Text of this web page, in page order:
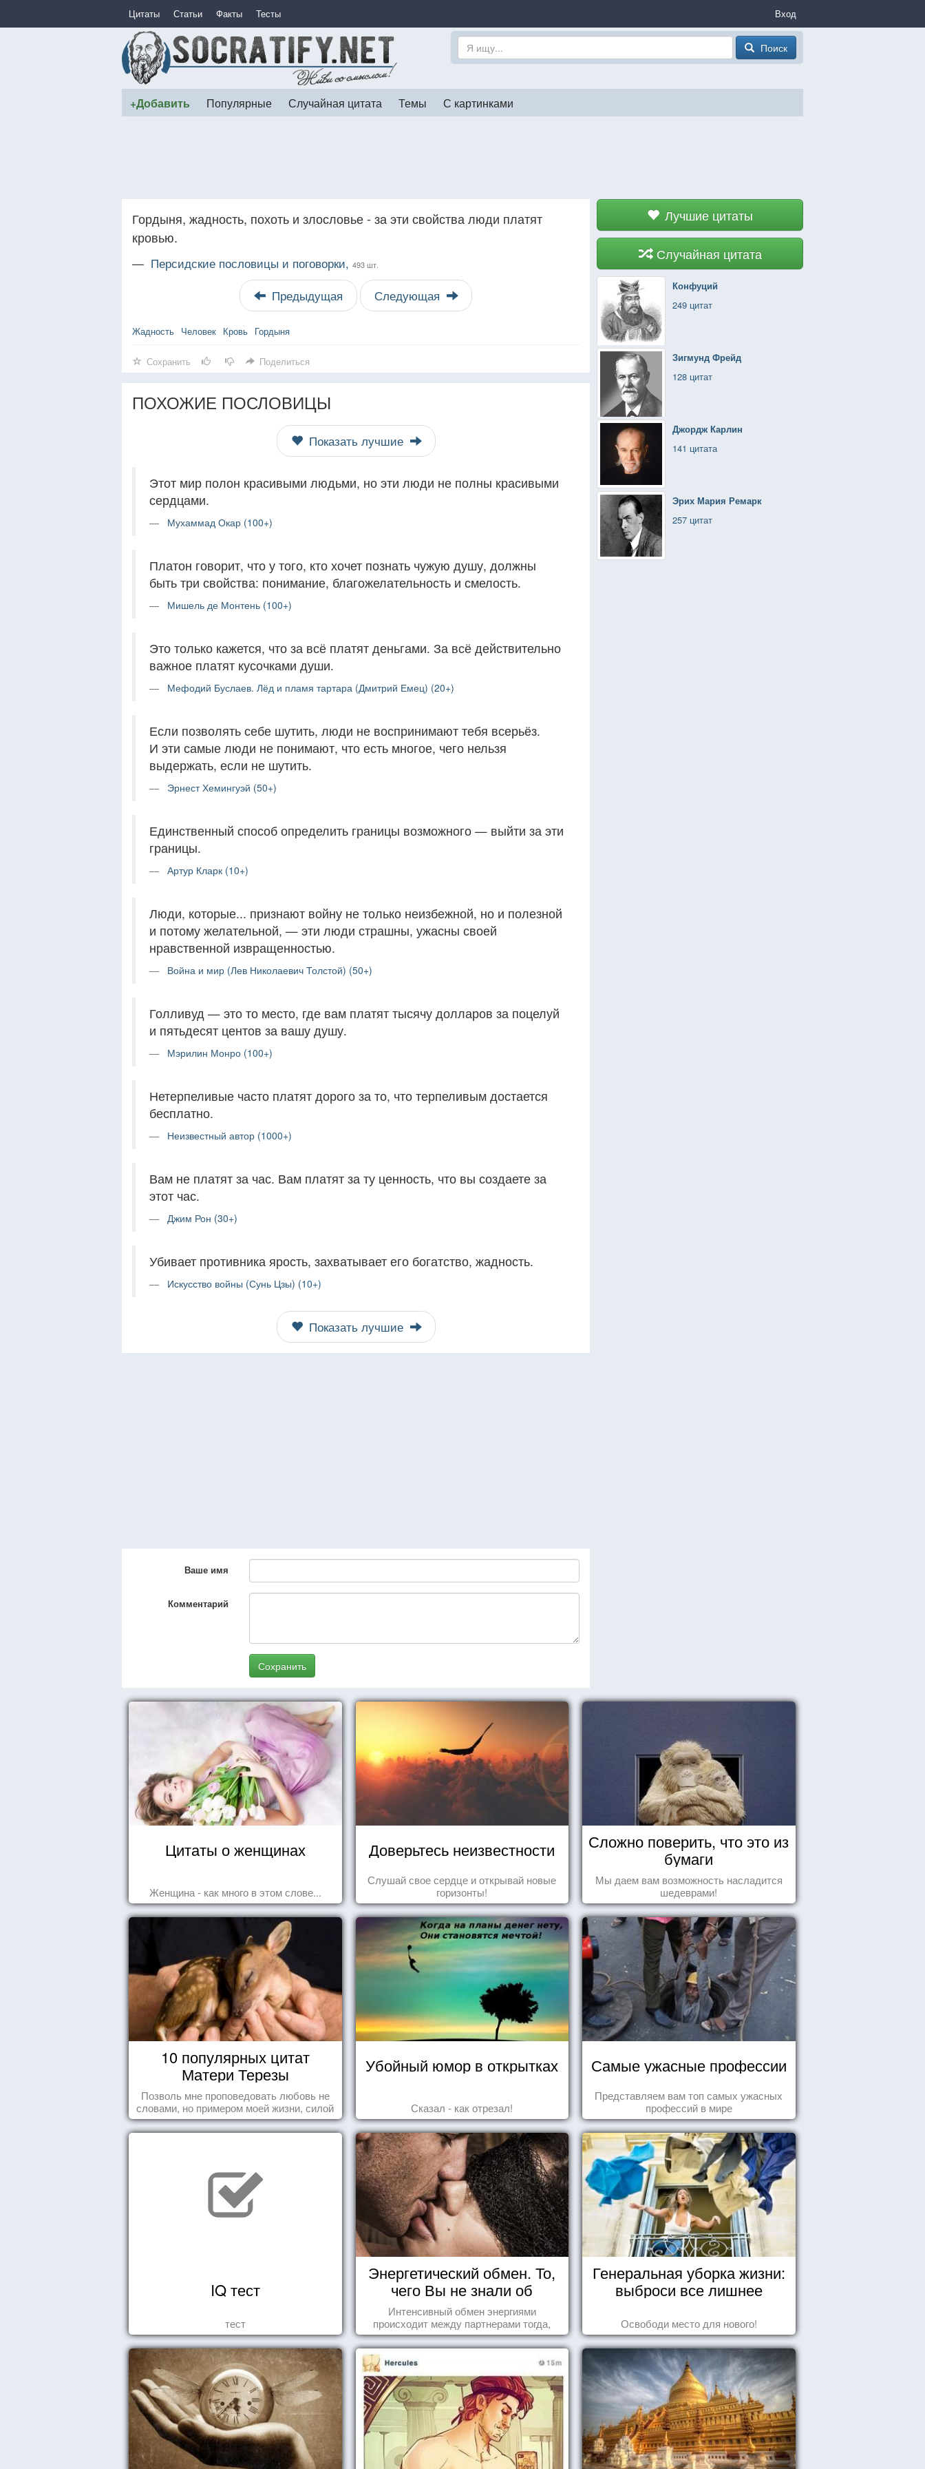
Цитаты Статьи Факты Тесты Вход
Поиск
+Добавить Популярные Случайная цитата Темы С картинками
Лучшие цитаты
Случайная цитата
Конфуций
249 цитат
Зигмунд Фрейд
128 цитат
Джордж Карлин
141 цитата
Эрих Мария Ремарк
257 цитат
Гордыня, жадность, похоть и злословье - за эти свойства люди платят
кровью.
— Персидские пословицы и поговорки, 493 шт.
Предыдущая Следующая
Жадность Человек Кровь Гордыня
Сохранить Поделиться
ПОХОЖИЕ ПОСЛОВИЦЫ
Показать лучшие
Этот мир полон красивыми людьми, но эти люди не полны красивыми
сердцами.
Мухаммад Окар (100+)
Платон говорит, что у того, кто хочет познать чужую душу, должны
быть три свойства: понимание, благожелательность и смелость.
Мишель де Монтень (100+)
Это только кажется, что за всё платят деньгами. За всё действительно
важное платят кусочками души.
Мефодий Буслаев. Лёд и пламя тартара (Дмитрий Емец) (20+)
Если позволять себе шутить, люди не воспринимают тебя всерьёз.
И эти самые люди не понимают, что есть многое, чего нельзя
выдержать, если не шутить.
Эрнест Хемингуэй (50+)
Единственный способ определить границы возможного — выйти за эти
границы.
Артур Кларк (10+)
Люди, которые... признают войну не только неизбежной, но и полезной
и потому желательной, — эти люди страшны, ужасны своей
нравственной извращенностью.
Война и мир (Лев Николаевич Толстой) (50+)
Голливуд — это то место, где вам платят тысячу долларов за поцелуй
и пятьдесят центов за вашу душу.
Мэрилин Монро (100+)
Нетерпеливые часто платят дорого за то, что терпеливым достается
бесплатно.
Неизвестный автор (1000+)
Вам не платят за час. Вам платят за ту ценность, что вы создаете за
этот час.
Джим Рон (30+)
Убивает противника ярость, захватывает его богатство, жадность.
Искусство войны (Сунь Цзы) (10+)
Показать лучшие
Ваше имя
Комментарий
Сохранить
Цитаты о женщинах
Женщина - как много в этом слове...
Доверьтесь неизвестности
Слушай свое сердце и открывай новые
горизонты!
Сложно поверить, что это из
бумаги
Мы даем вам возможность насладится
шедеврами!
10 популярных цитат
Матери Терезы
Позволь мне проповедовать любовь не
словами, но примером моей жизни, силой
влечения, воодушевляющим влиянием ...
Убойный юмор в открытках
Сказал - как отрезал!
Самые ужасные профессии
Представляем вам топ самых ужасных
профессий в мире
IQ тест
тест
Энергетический обмен. То,
чего Вы не знали об
отношениях
Интенсивный обмен энергиями
происходит между партнерами тогда,
когда они испытывают симпатию друг к
другу...
Генеральная уборка жизни:
выброси все лишнее
Освободи место для нового!